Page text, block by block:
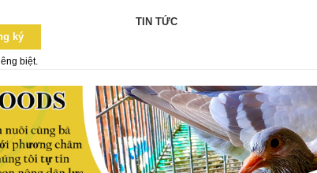
ký
biệt.
TIN TỨC